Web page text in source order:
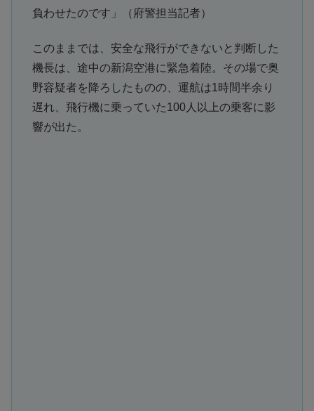
負わせたのです」（府警担当記者）
このままでは、安全な飛行ができないと判断した
機長は、途中の新潟空港に緊急着陸。その場で奥
野容疑者を降ろしたものの、運航は1時間半余り
遅れ、飛行機に乗っていた100人以上の乗客に影
響が出た。